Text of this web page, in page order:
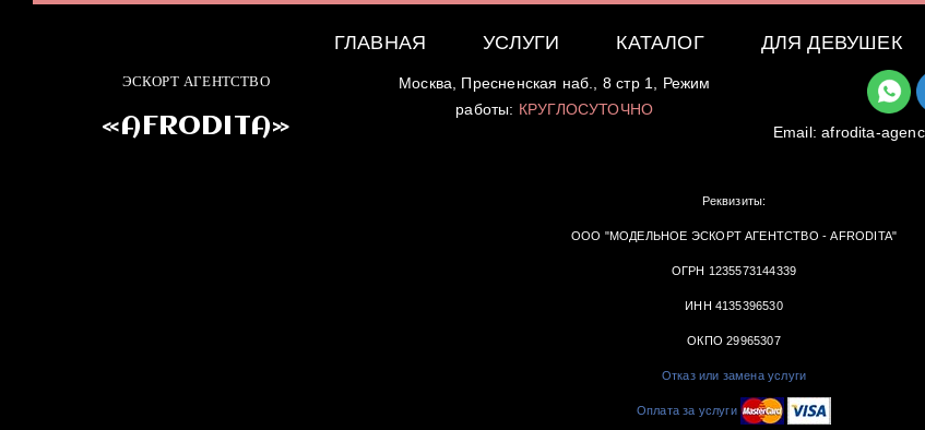
ГЛАВНАЯ УСЛУГИ КАТАЛОГ ДЛЯ ДЕВУШЕК
ЭСКОРТ АГЕНТСТВО
«AFRODITA»
Москва, Пресненская наб., 8 стр 1, Режим
работы: КРУГЛОСУТОЧНО
Email:afrodita-
Реквизиты:
ООО "МОДЕЛЬНОЕ ЭСКОРТ АГЕНТСТВО - AFRODITA"
ОГРН 1235573144339
ИНН 4135396530
ОКПО 29965307
Отказ или замена услуги
Оплата за услуги